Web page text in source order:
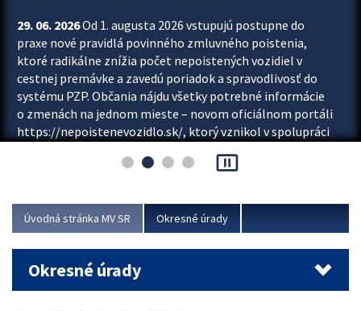
29. 06. 2026Od 1. augusta 2026 vstupujú postupne do
praxe nové pravidlá povinného zmluvného poistenia,
ktoré radikálne znížia počet nepoistených vozidiel v
cestnej premávke a zavedú poriadok a spravodlivosť do
systému PZP. Občania nájdu všetky potrebné informácie
o zmenách na jednom mieste – novom oficiálnom portáli
https://nepoistenevozidlo.sk/, ktorý vznikol v spolupráci
asociácie poisťovní (SLASPO) a Ministerstva vnútra SR.
Viac
pause_presentation
Úvodná stránka MV SR Okresné úrady
Okresné úrady